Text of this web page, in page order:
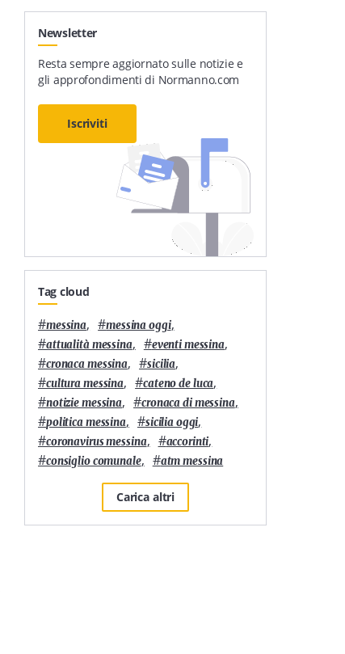
Newsletter
Resta sempre aggiornato sulle notizie e
gli approfondimenti di Normanno.com
Iscriviti
Tag cloud
#messina, #messina oggi,
#attualità messina, #eventi messina,
#cronaca messina, #sicilia,
#cultura messina, #cateno de luca,
#notizie messina, #cronaca di messina,
#politica messina, #sicilia oggi,
#coronavirus messina, #accorinti,
#consiglio comunale, #atm messina
Carica altri